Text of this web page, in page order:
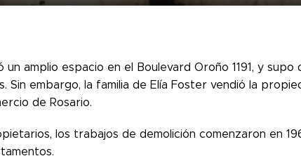
un amplio espacio en el Boulevard Oroño 1191, y
Sin embargo, la familia de Elía Foster vendió la
de Rosario.
los trabajos de demolición comenzaron en